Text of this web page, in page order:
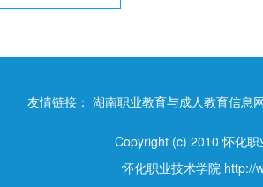
友情链接： 湖南职业教育与成人教育信息
Copyright (c) 2010 怀化
怀化职业技术学院 http://